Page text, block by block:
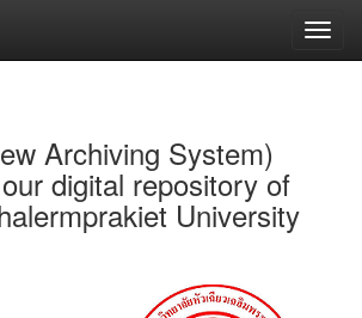
Archiving System)
digital repository of
University